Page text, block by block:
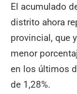
El acumulado
distrito ahora
provincial, que
menor
en los últimos
de 1,28%.